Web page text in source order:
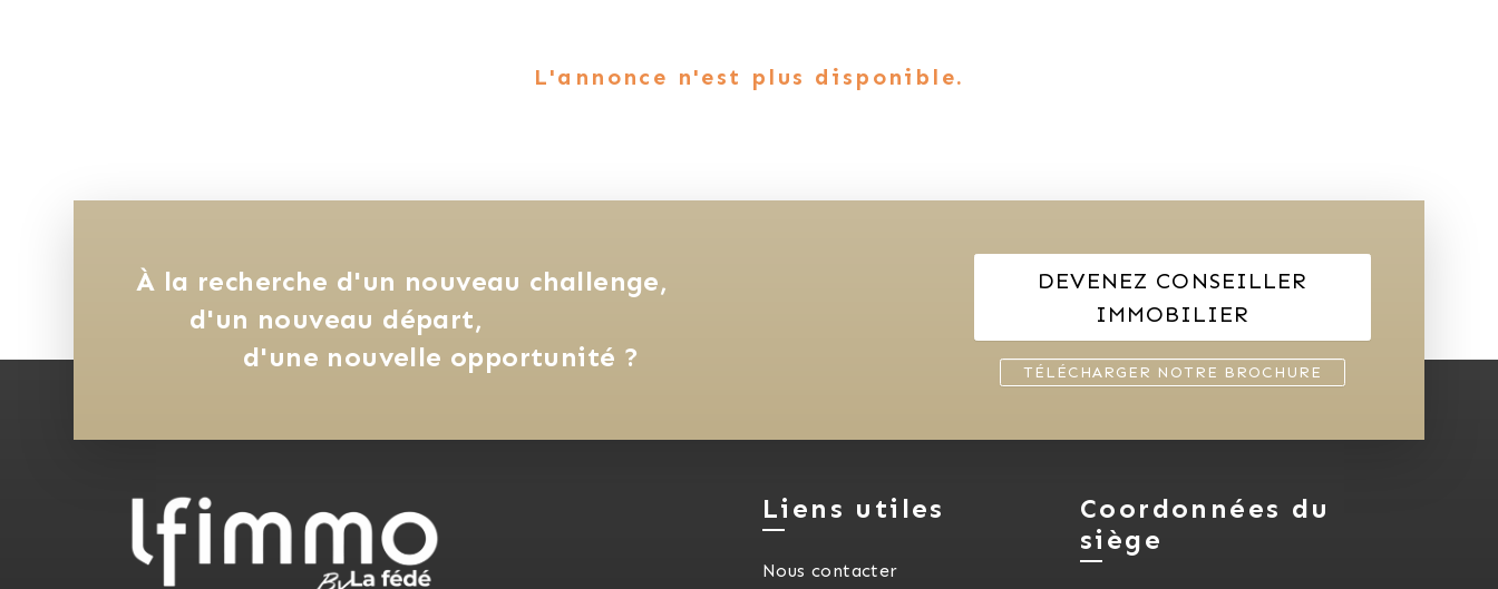
L'annonce n'est plus disponible.
À la recherche d'un nouveau challenge,
d'un nouveau départ,
d'une nouvelle opportunité ?
DEVENEZ CONSEILLER
IMMOBILIER
TÉLÉCHARGER NOTRE BROCHURE
Liens utiles
Nous contacter
Coordonnées du
siège